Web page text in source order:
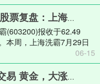
竞拍有研稀土资产及海南申能增资议案
(603200)报收于62.49
本周，上海洗霸7月29日
06-15
大跌不断，你蒙圈了吗？